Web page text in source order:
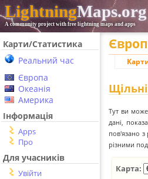
LightningMaps.org
A community project with free lightning maps and apps
Карти/Статистика
Реальний час
Європа
Океанія
Америка
Інформація
Apps
Про
Для учасників
Увійти
Тут ви
дані,
пов'язано
різними
Карта: